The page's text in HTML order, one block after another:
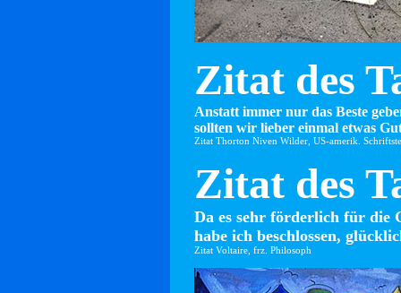
Zitat des
Anstatt immer nur das Beste
sollten wir lieber einmal etwas
Zitat Thorton Niven Wilder, US-amerik.
Zitat des
Da es sehr förderlich für die
habe ich beschlossen,
Zitat Voltaire, frz. Philosoph